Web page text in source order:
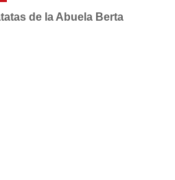
de la Abuela Berta